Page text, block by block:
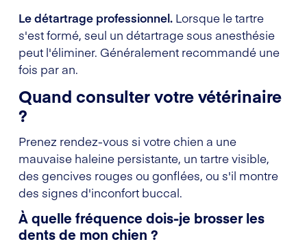
Le détartrage professionnel. Lorsque le tartre
s'est formé, seul un détartrage sous anesthésie
peut l'éliminer. Généralement recommandé une
fois par an.
Quand consulter votre vétérinaire
?
Prenez rendez-vous si votre chien a une
mauvaise haleine persistante, un tartre visible,
des gencives rouges ou gonflées, ou s'il montre
des signes d'inconfort buccal.
À quelle fréquence dois-je brosser les
dents de mon chien ?